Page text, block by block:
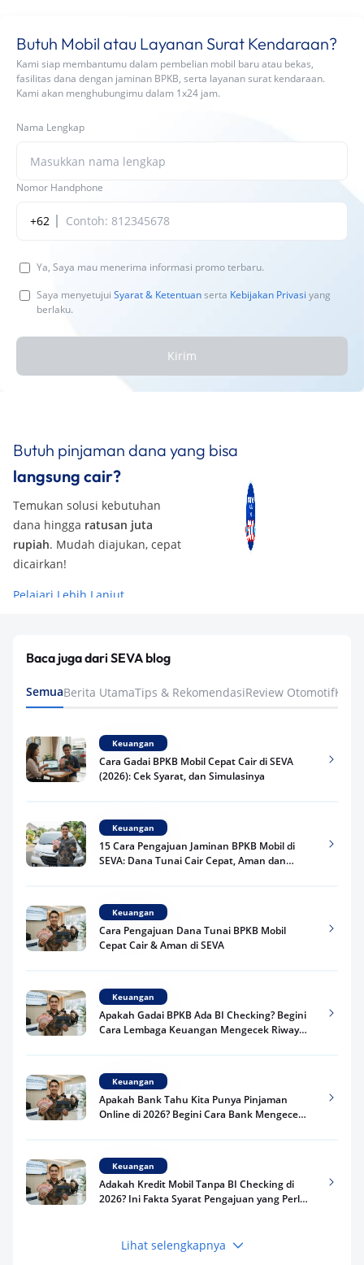
Butuh Mobil atau Layanan Surat Kendaraan?
Kami siap membantumu dalam pembelian mobil baru atau bekas,
fasilitas dana dengan jaminan BPKB, serta layanan surat kendaraan.
Kami akan menghubungimu dalam 1x24 jam.
Nama Lengkap
Nomor Handphone
+62
Ya, Saya mau menerima informasi promo terbaru.
Saya menyetujui Syarat & Ketentuanserta Kebijakan Privasi yang
berlaku.
Kirim
Butuh pinjaman dana yang bisa
langsung cair?
Temukan solusi kebutuhan
dana hingga ratusan juta
rupiah. Mudah diajukan, cepat
dicairkan!
Pelajari Lebih Lanjut
Baca juga dari SEVA blog
SemuaBerita UtamaTips & RekomendasiReview Otomotif
Keuangan
Cara Gadai BPKB Mobil Cepat Cair di SEVA
(2026): Cek Syarat, dan Simulasinya
Keuangan
15 Cara Pengajuan Jaminan BPKB Mobil di
SEVA: Dana Tunai Cair Cepat, Aman dan
Keuangan
Cara Pengajuan Dana Tunai BPKB Mobil
Cepat Cair & Aman di SEVA
Keuangan
Apakah Gadai BPKB Ada BI Checking? Begini
Cara Lembaga Keuangan Mengecek Riwayat
Keuangan
Apakah Bank Tahu Kita Punya Pinjaman
Online di 2026? Begini Cara Bank Mengecek
Keuangan
Adakah Kredit Mobil Tanpa BI Checking di
2026? Ini Fakta Syarat Pengajuan yang Perlu
Keuangan
Lihat selengkapnya